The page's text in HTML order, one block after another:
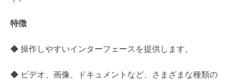
特徴
◆ 操作しやすいインターフェースを提供します。
◆ ビデオ、画像、ドキュメントなど、さまざまな種類の